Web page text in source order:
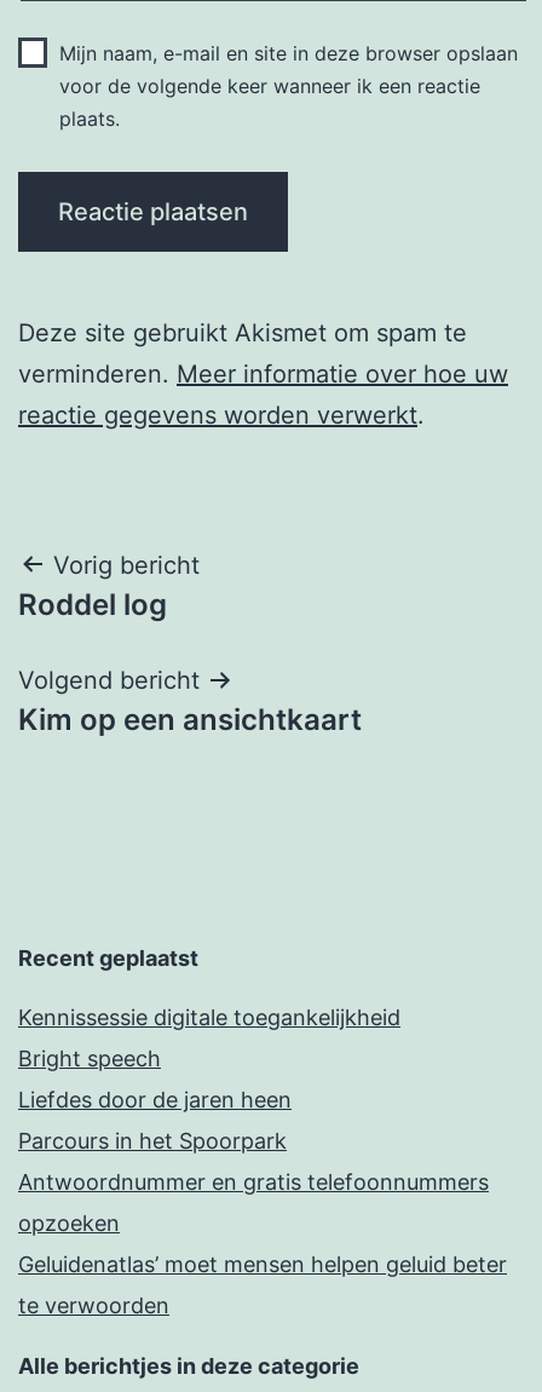
Mijn naam, e-mail en site in deze browser opslaan
voor de volgende keer wanneer ik een reactie
plaats.
Deze site gebruikt Akismet om spam te
verminderen. Meer informatie over hoe uw
reactie gegevens worden verwerkt.
Berichtnavigatie
Vorig bericht
Roddel log
Volgend bericht
Kim op een ansichtkaart
Recent geplaatst
Kennissessie digitale toegankelijkheid
Bright speech
Liefdes door de jaren heen
Parcours in het Spoorpark
Antwoordnummer en gratis telefoonnummers
opzoeken
Geluidenatlas’ moet mensen helpen geluid beter
te verwoorden
Alle berichtjes in deze categorie